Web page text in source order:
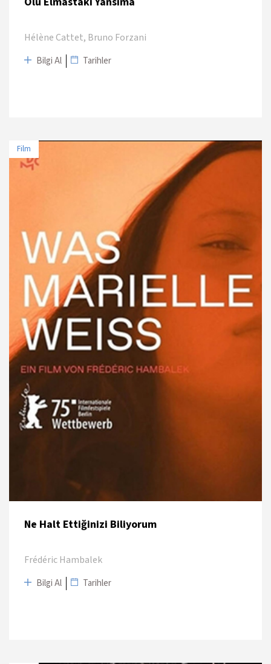
Hélène Cattet, Bruno Forzani
Bilgi Al Tarihler
Film
Ne Halt Ettiğinizi Biliyorum
Frédéric Hambalek
Bilgi Al Tarihler
MEKAN
Sinematek/Sinema Evi
12 Nisan 2025 - 16:00 Beyoğlu Sineması
14 Nisan 2025 - 13:30 Cinewam City's 3